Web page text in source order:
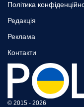
Політика
Редакція
Реклама
Контакти
© 2015 - 2026